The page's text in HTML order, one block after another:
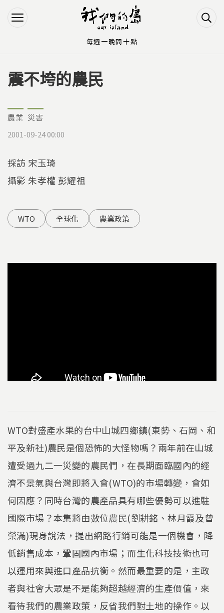
Jump to Navigation
Jump to Main content
您在這裡
震不垮的農民
農業 災害
2001-09-24 00:00
採訪 宋玉琦
攝影 朱孝權 彭耀祖
WTO 全球化 農業政策
WTO對盛產水果的台中山城四鄉鎮(東勢、石岡、和
平及新社)農民是個恐怖的大怪物嗎？兩年前在山城
遭受過九二一災變的農民們，在長期面臨國內的經
濟不景氣與台灣即將入會(WTO)的市場轉變，會如
何因應？同時台灣的農產品具有哪些優勢可以進駐
國際市場？本集將由數位農民(劉耕銘、林月霞及曾
榮滿)現身說法，提出網路行銷可能是一個機會，降
低銷售成本，鞏固國內市場；而生化科技技術也可
以運用來與進口產品抗衡。然而最重要的是，主政
者與社會大眾是不是能夠超越經濟的生產價值，來
看待我們的農業政策，反省我們對土地的操作。以
每週一晚間十點